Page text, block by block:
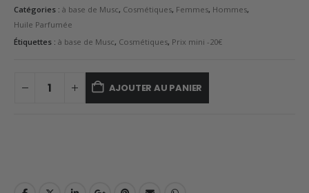
Catégories : à base de Musc, Cosmétiques, Femmes, Hommes,
Huile Parfumée
Étiquettes : à base de Musc, Cosmétiques, Prix mini -20€
AJOUTER AU PANIER